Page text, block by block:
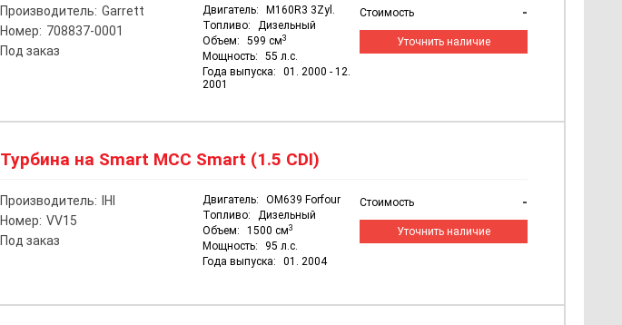
Производитель: Garrett
Номер: 708837-0001
Под заказ
Двигатель:
M160R3 3Zyl.
Топливо:
Дизельный
Объем:
599 см3
Мощность:
55 л.с.
Года выпуска:
01. 2000 - 12.
2001
Стоимость -
Уточнить наличие
Турбина на Smart MCC Smart (1.5 CDI)
Производитель:
IHI
Номер: VV15
Под заказ
Двигатель:
OM639 Forfour
Топливо:
Дизельный
Объем:
1500 см3
Мощность:
95 л.с.
Года выпуска:
01. 2004
Стоимость -
Уточнить наличие